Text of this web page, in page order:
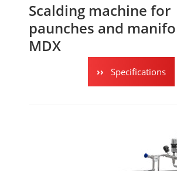
Scalding machine for
paunches and
MDX
Specifications